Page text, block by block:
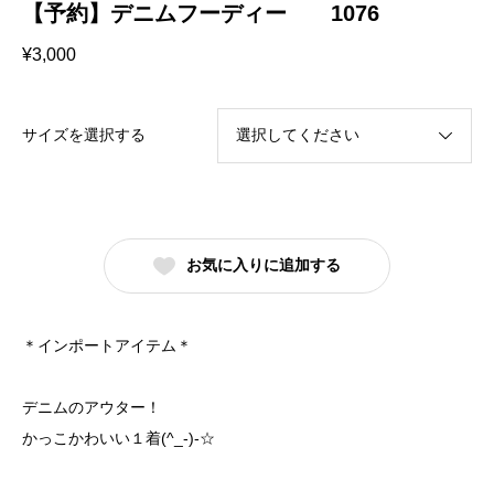
【予約】デニムフーディー 1076
¥3,000
サイズを選択する
お気に入りに追加する
＊インポートアイテム＊
デニムのアウター！
かっこかわいい１着(^_-)-☆